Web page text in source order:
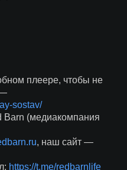
плеере, чтобы не
sostav/
Barn (медиакомпания
, наш сайт —
https://t.me/redbarnlife